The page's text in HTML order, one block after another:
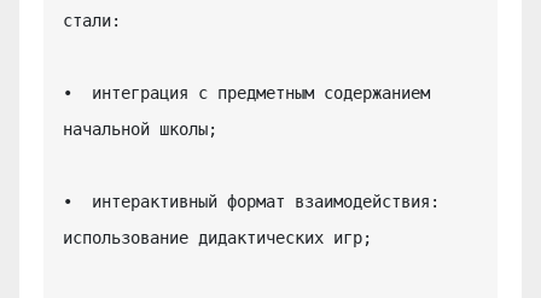
стали:
•  интеграция с предметным содержанием
начальной школы;
•  интерактивный формат взаимодействия:
использование дидактических игр;